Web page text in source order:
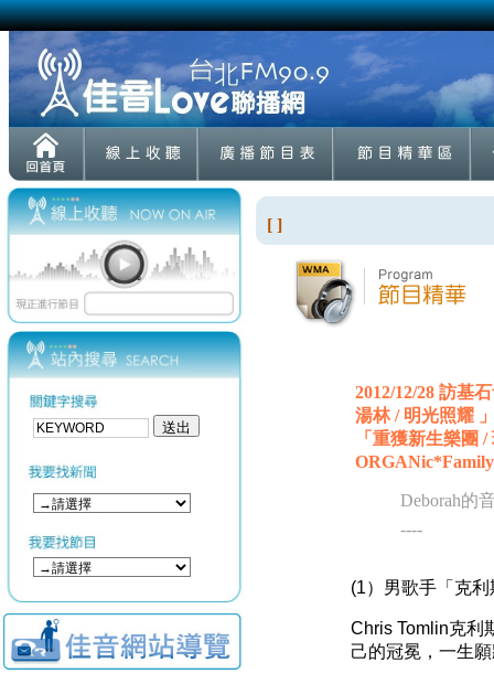
[ ]
2012/12/28 訪基
湯林 / 明光照耀
「重獲新生樂團
Deborah的
----
(1）男歌手「克
Chris Tomlin克利
己的冠冕，一生